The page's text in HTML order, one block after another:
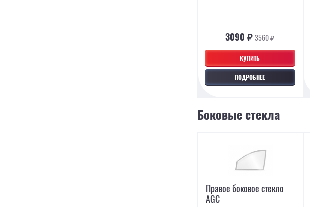
КУПИТЬ
ПОДРОБНЕЕ
3090 ₽3560 ₽
Боковые стекла
Правое боковое стекло
AGC